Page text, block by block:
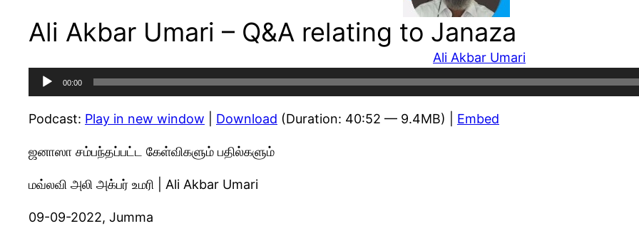
Ali Akbar Umari – Q&A relating to Janaza
Ali Akbar Umari
Audio
Player
00:00
Podcast: Play in new window Download (Duration: 40:52 — 9.4MB) | Embed
ஜனாஸா சம்பந்தப்பட்ட கேள்விகளும் பதில்களும்
மவ்லவி அலி அக்பர் உமரி | Ali Akbar Umari
09-09-2022, Jumma